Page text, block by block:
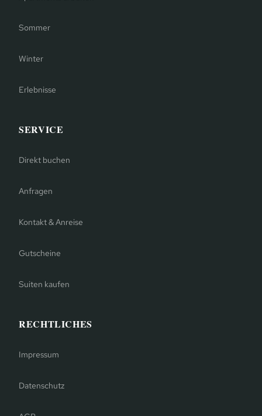
Sommer
Winter
Erlebnisse
SERVICE
Direkt buchen
Anfragen
Kontakt & Anreise
Gutscheine
Suiten kaufen
RECHTLICHES
Impressum
Datenschutz